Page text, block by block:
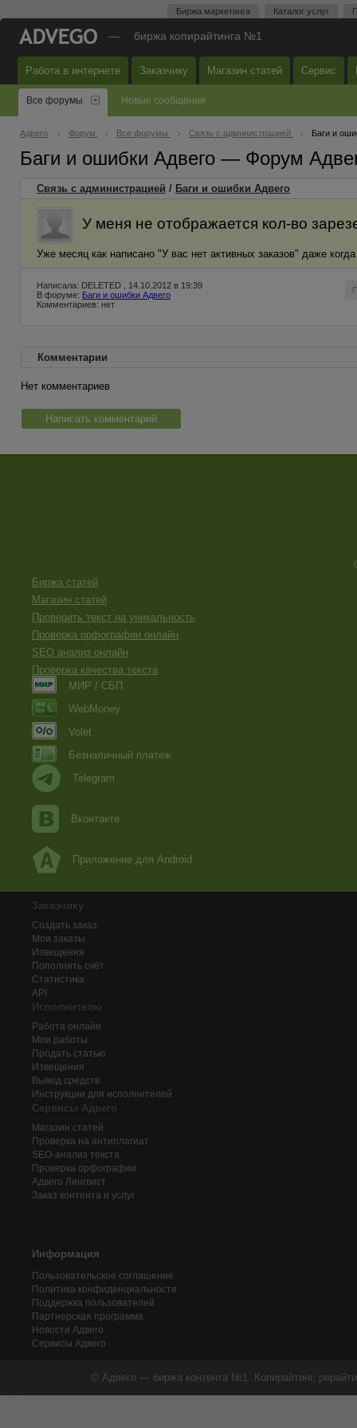
Биржа маркетинга Каталог услуг
— биржа копирайтинга №1
Работа в интернете Заказчику Магазин статей Сервис
Все форумы Новые сообщения
Адвего Форум Все форумы Связь с администрацией Баги и
Баги и ошибки Адвего — Форум
Связь с администрацией / Баги и ошибки Адвего
У меня не отображается кол-во
Уже месяц как написано "У вас нет активных заказов" даже
Написала: DELETED , 14.10.2012 в 19:39
В форуме: Баги и ошибки Адвего
Комментариев: нет
Комментарии
Нет комментариев
Написать комментарий
Биржа статей
Магазин статей
Проверить текст на уникальность
Проверка орфографии онлайн
SEO анализ онлайн
Проверка качества текста
МИР / СБП
WebMoney
Volet
Безналичный платеж
Telegram
Вконтакте
Приложение для Android
Заказчику
Создать заказ
Мои заказы
Извещения
Пополнить счёт
Статистика
API
Исполнителю
Работа онлайн
Мои работы
Продать статью
Извещения
Вывод средств
Инструкции для исполнителей
Сервисы Адвего
Магазин статей
Проверка на антиплагиат
SEO-анализ текста
Проверка орфографии
Адвего Лингвист
Заказ контента и услуг
Информация
Пользовательское соглашение
Политика конфиденциальности
Поддержка пользователей
Партнерская программа
Новости Адвего
Сервисы Адвего
© Адвего — биржа контента №1. Копирайтинг,